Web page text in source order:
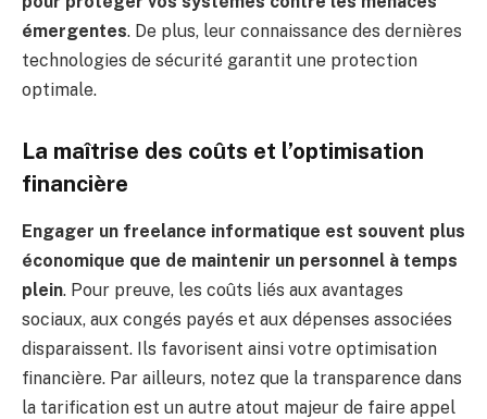
émergentes. De plus, leur connaissance des dernières
technologies de sécurité garantit une protection
optimale.
La maîtrise des coûts et l’optimisation
financière
Engager un freelance informatique est souvent plus
économique que de maintenir un personnel à temps
plein. Pour preuve, les coûts liés aux avantages
sociaux, aux congés payés et aux dépenses associées
disparaissent. Ils favorisent ainsi votre optimisation
financière. Par ailleurs, notez que la transparence dans
la tarification est un autre atout majeur de faire appel